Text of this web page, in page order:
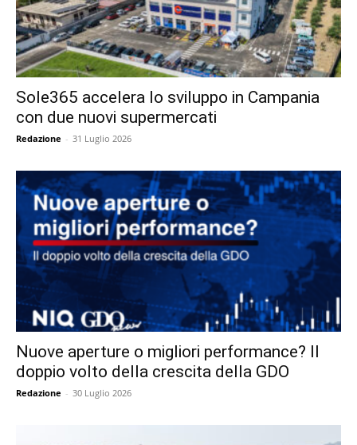
Sole365 accelera lo sviluppo in Campania
con due nuovi supermercati
Redazione - 31 Luglio 2026
Nuove aperture o migliori performance? Il
doppio volto della crescita della GDO
Redazione - 30 Luglio 2026